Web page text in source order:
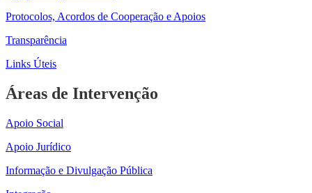
Protocolos, Acordos de Cooperação e Apoios
Transparência
Links Úteis
Áreas de Intervenção
Apoio Social
Apoio Jurídico
Informação e Divulgação Pública